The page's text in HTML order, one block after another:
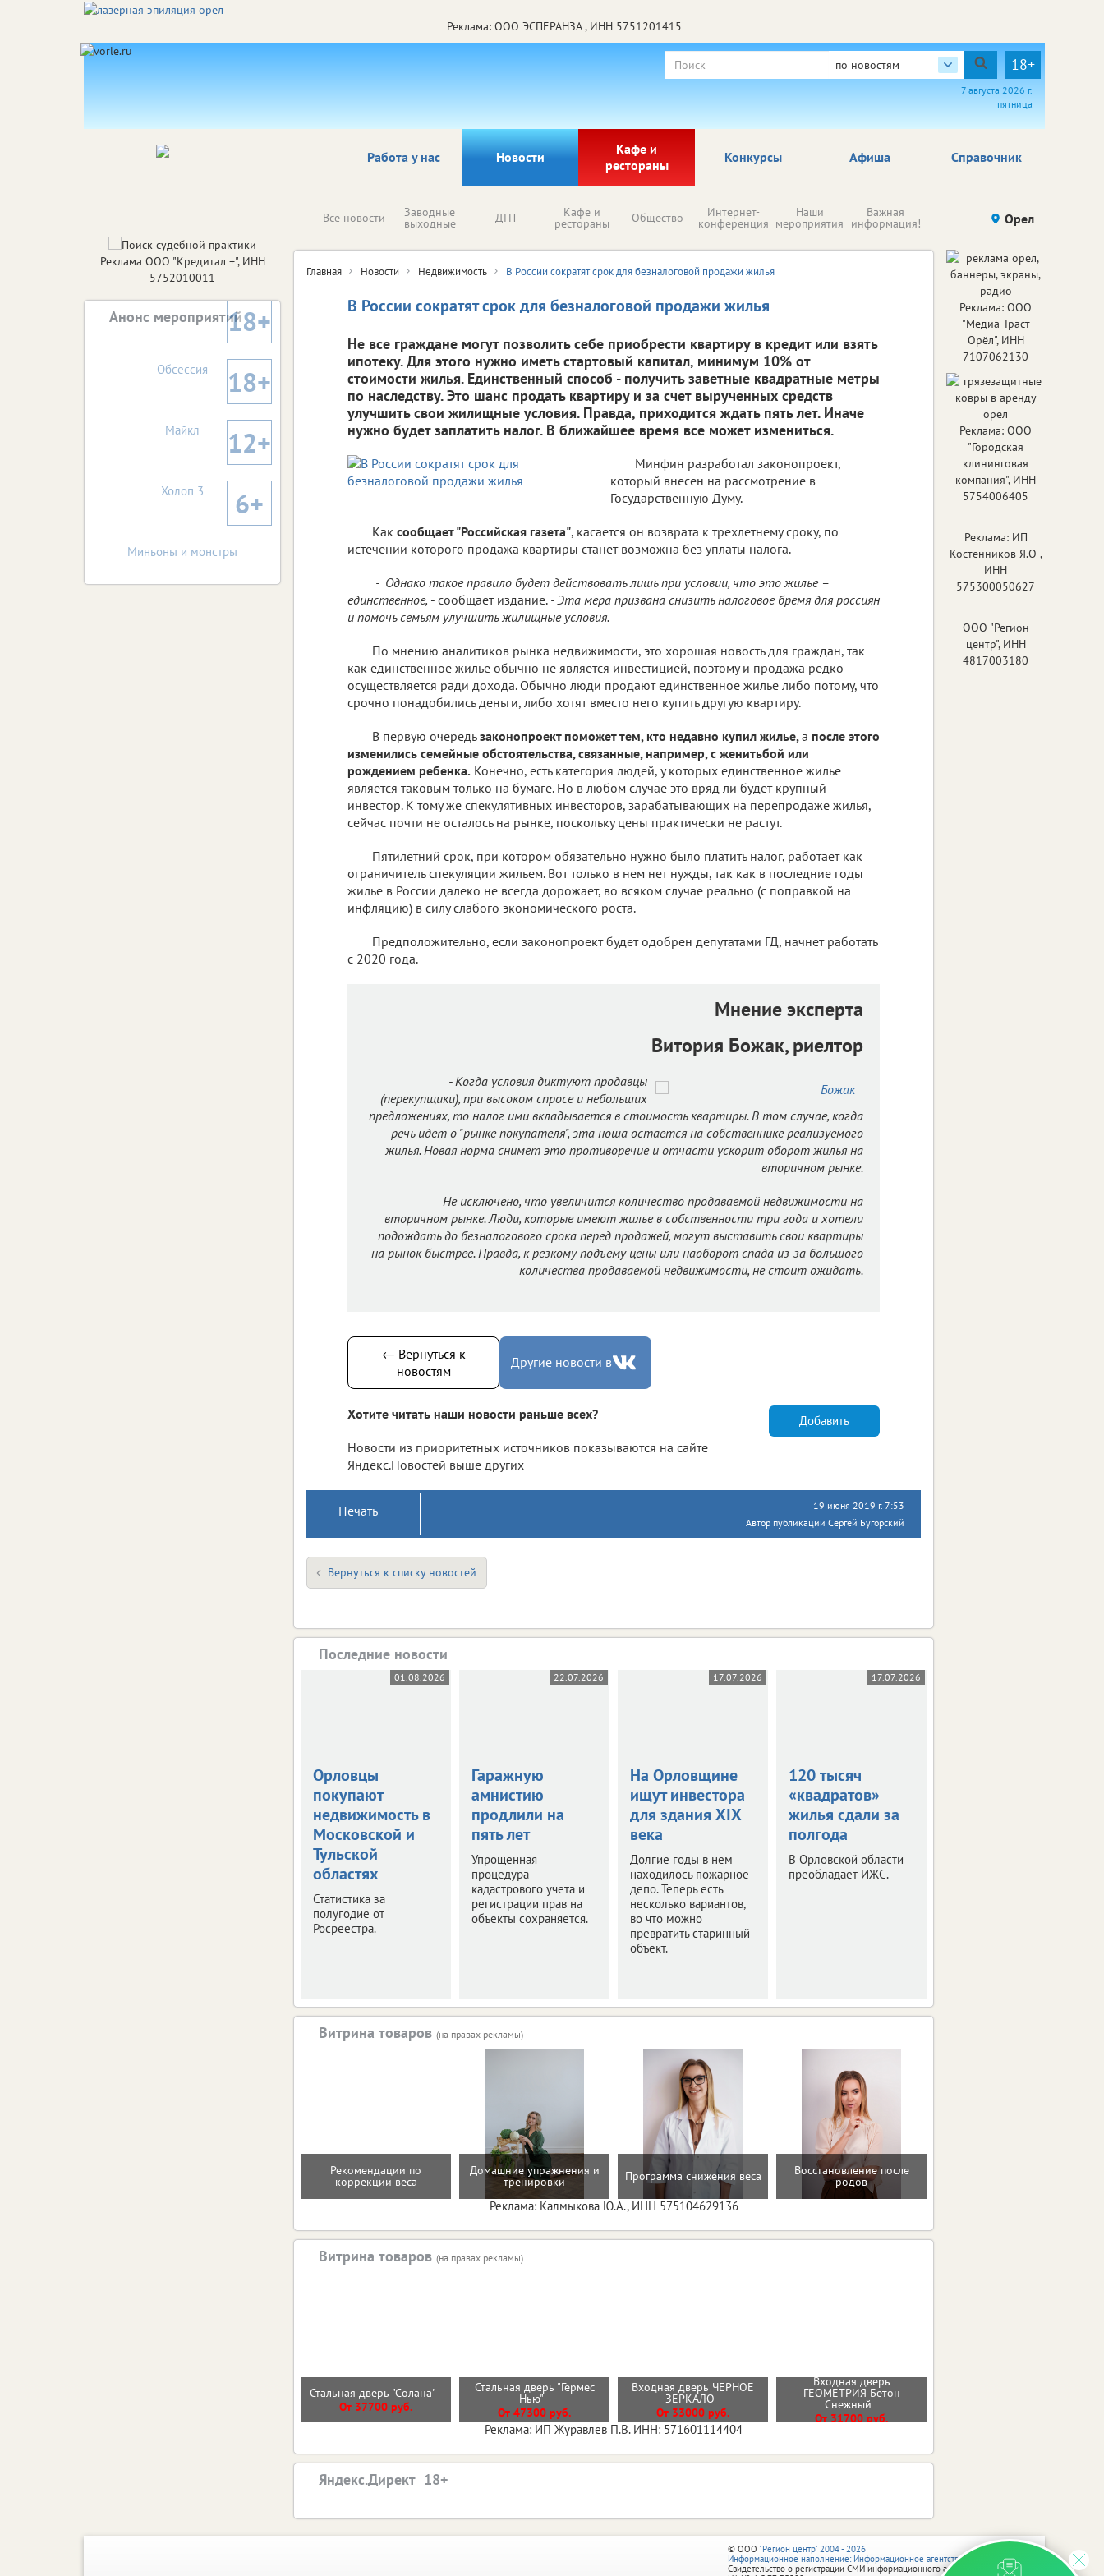
Реклама: ООО ЭСПЕРАНЗА , ИНН 5751201415
по новостям 18+
7 августа 2026 г.
пятница
Работа у нас Новости
Кафе и
рестораны
Афиша Справочник
Конкурсы
Все новости Заводные
выходные ДТП Кафе и
рестораны Общество Интернет-
конференция
Наши
мероприятия
Важная
информация! Происшествия Здоровье
Орел
Главная Новости Недвижимость В России сократят срок для безналоговой продажи жилья
В России сократят срок для безналоговой продажи жилья
Не все граждане могут позволить себе приобрести квартиру в кредит или взять
ипотеку. Для этого нужно иметь стартовый капитал, минимум 10% от
стоимости жилья. Единственный способ - получить заветные квадратные метры
по наследству. Это шанс продать квартиру и за счет вырученных средств
улучшить свои жилищные условия. Правда, приходится ждать пять лет. Иначе
нужно будет заплатить налог. В ближайшее время все может измениться.
Минфин разработал законопроект,
который внесен на рассмотрение в
Государственную Думу.
Как сообщает "Российская газета", касается он возврата к трехлетнему сроку, по
истечении которого продажа квартиры станет возможна без уплаты налога.
- Однако такое правило будет действовать лишь при условии, что это жилье –
единственное, - сообщает издание. - Эта мера призвана снизить налоговое бремя для россиян
и помочь семьям улучшить жилищные условия.
По мнению аналитиков рынка недвижимости, это хорошая новость для граждан, так
как единственное жилье обычно не является инвестицией, поэтому и продажа редко
осуществляется ради дохода. Обычно люди продают единственное жилье либо потому, что
срочно понадобились деньги, либо хотят вместо него купить другую квартиру.
В первую очередьзаконопроект поможет тем, кто недавно купил жилье, а после этого
изменились семейные обстоятельства, связанные, например, с женитьбой или
рождением ребенка. Конечно, есть категория людей, у которых единственное жилье
является таковым только на бумаге. Но в любом случае это вряд ли будет крупный
инвестор. К тому же спекулятивных инвесторов, зарабатывающих на перепродаже жилья,
сейчас почти не осталось на рынке, поскольку цены практически не растут.
Пятилетний срок, при котором обязательно нужно было платить налог, работает как
ограничитель спекуляции жильем. Вот только в нем нет нужды, так как в последние годы
жилье в России далеко не всегда дорожает, во всяком случае реально (с поправкой на
инфляцию) в силу слабого экономического роста.
Предположительно, если законопроект будет одобрен депутатами ГД, начнет работать
с 2020 года.
Мнение эксперта
Витория Божак, риелтор
- Когда условия диктуют продавцы
(перекупщики), при высоком спросе и небольших
предложениях, то налог ими вкладывается в стоимость квартиры. В том случае, когда
речь идет о "рынке покупателя", эта ноша остается на собственнике реализуемого
жилья. Новая норма снимет это противоречие и отчасти ускорит оборот жилья на
вторичном рынке.
Не исключено, что увеличится количество продаваемой недвижимости на
вторичном рынке. Люди, которые имеют жилье в собственности три года и хотели
подождать до безналогового срока перед продажей, могут выставить свои квартиры
на рынок быстрее. Правда, к резкому подъему цены или наоборот спада из-за большого
количества продаваемой недвижимости, не стоит ожидать.
← Вернуться к
новостям
Другие новости в
Хотите читать наши новости раньше всех?
Новости из приоритетных источников показываются на сайте
Яндекс.Новостей выше других
Добавить
Печать
19 июня 2019 г. 7:53
Автор публикации Сергей Бугорский
Вернуться к списку новостей
Последние новости
01.08.2026
Орловцы
покупают
недвижимость в
Московской и
Тульской
областях
Статистика за
полугодие от
Росреестра.
22.07.2026
Гаражную
амнистию
продлили на
пять лет
Упрощенная
процедура
кадастрового учета и
регистрации прав на
объекты сохраняется.
17.07.2026
На Орловщине
ищут инвестора
для здания XIX
века
Долгие годы в нем
находилось пожарное
депо. Теперь есть
несколько вариантов,
во что можно
превратить старинный
объект.
17.07.2026
120 тысяч
«квадратов»
жилья сдали за
полгода
В Орловской области
преобладает ИЖС.
Витрина товаров (на правах рекламы)
Рекомендации по
коррекции веса
Домашние упражнения и
тренировки Программа снижения веса Восстановление после
родов
Реклама: Калмыкова Ю.А., ИНН 575104629136
Витрина товаров (на правах рекламы)
Стальная дверь "Солана"
От 37700 руб.
Стальная дверь "Гермес
Нью"
От 47300 руб.
Входная дверь ЧЕРНОЕ
ЗЕРКАЛО
От 33000 руб.
Входная дверь
ГЕОМЕТРИЯ Бетон
Снежный
От 31700 руб.
Реклама: ИП Журавлев П.В. ИНН: 571601114404
Яндекс.Директ
Реклама ООО "Кредитал +", ИНН
5752010011
Анонс мероприятий18+
Обсессия 18+
Майкл 12+
Холоп 3 6+
Миньоны и монстры
Реклама: ООО
"Медиа Траст
Орёл", ИНН
7107062130
Реклама: ООО
"Городская
клининговая
компания", ИНН
5754006405
Реклама: ИП
Костенников Я.О ,
ИНН
575300050627
ООО "Регион
центр", ИНН
4817003180
© ООО "Регион центр" 2004 - 2026
Информационное наполнение: Информационное агентство vRossii.ru
Свидетельство о регистрации СМИ информационного агентства vRossii.ru